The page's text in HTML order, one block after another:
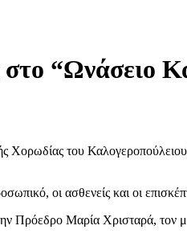
“Ωνάσειο
Χορωδίας του
οι ασθενείς και οι
Πρόεδρο Μαρία Χρισταρά, τον